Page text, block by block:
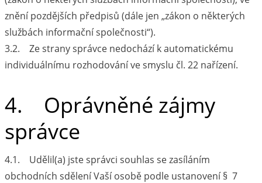
znění pozdějších předpisů (dále jen „zákon o některých
službách informační společnosti“).
3.2. Ze strany správce nedochází k automatickému
individuálnímu rozhodování ve smyslu čl. 22 nařízení.
4. Oprávněné zájmy
správce
4.1. Udělil(a) jste správci souhlas se zasíláním
obchodních sdělení Vaší osobě podle ustanovení § 7